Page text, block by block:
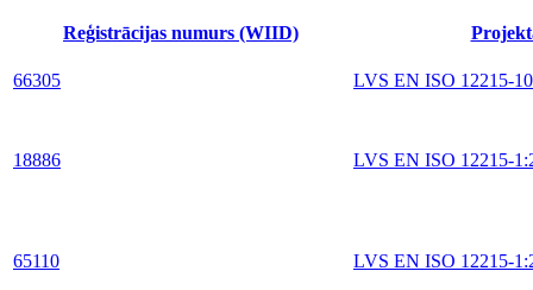
Reģistrācijas numurs (WIID)
66305 LVS EN ISO 12215-
18886 LVS EN ISO 12215-
65110 LVS EN ISO 12215-